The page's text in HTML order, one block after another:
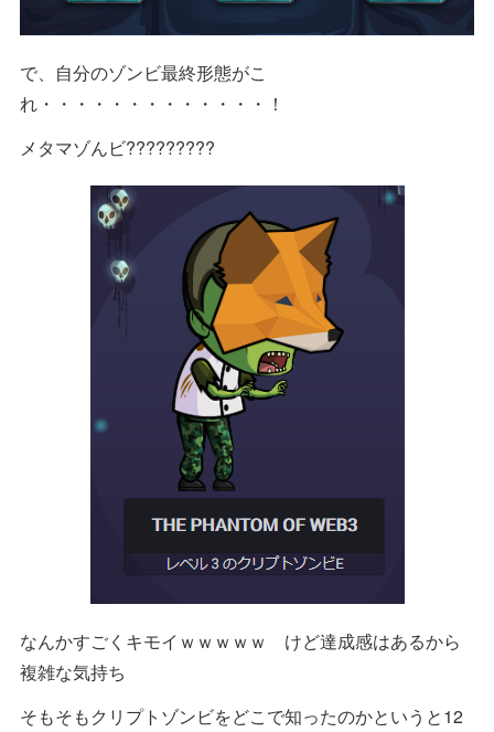
で、自分のゾンビ最終形態がこ
れ・・・・・・・・・・・・・！
メタマゾんビ?????????
なんかすごくキモイｗｗｗｗｗ けど達成感はあるから
複雑な気持ち
そもそもクリプトゾンビをどこで知ったのかというと12